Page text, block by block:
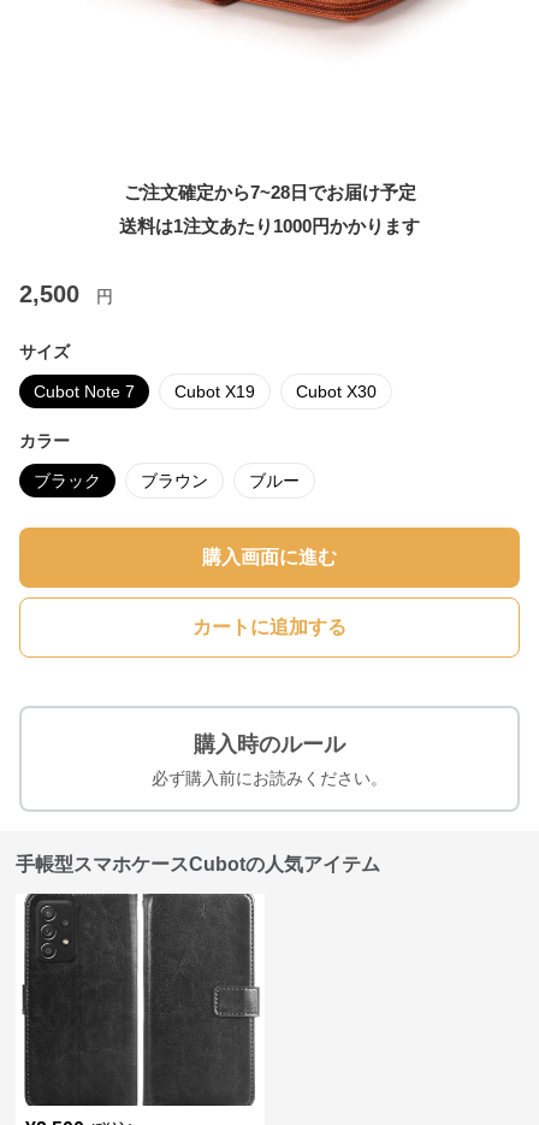
ご注文確定から7~28日でお届け予定
送料は1注文あたり 1000円かかります
2,500 円
サイズ
Cubot Note 7 Cubot X19 Cubot X30
カラー
ブラック ブラウン ブルー
購入画面に進む
カートに追加する
購入時のルール
必ず購入前にお読みください。
手帳型スマホケースCubotの人気アイテム